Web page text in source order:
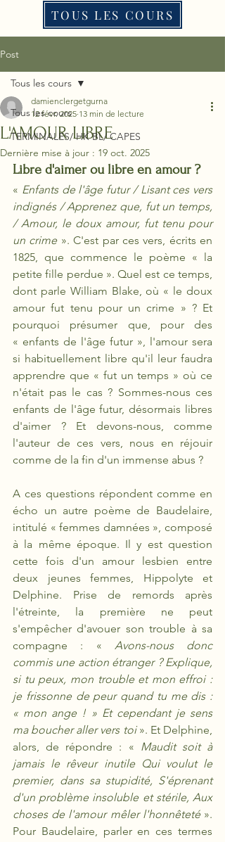
TOUS LES COURS
Post
Tous les cours
TERMINALES/ HK BL/ CAPES
Tous les cours
L'AMOUR LIBRE
damienclergetgurna
12 févr. 2025 13 min de lecture
Dernière mise à jour : 19 oct. 2025
Libre d'aimer ou libre en amour ?
« Enfants de l'âge futur / Lisant ces vers
indignés / Apprenez que, fut un temps,
/ Amour, le doux amour, fut tenu pour
un crime ». C'est par ces vers, écrits en
1825, que commence le poème « la
petite fille perdue ». Quel est ce temps,
dont parle William Blake, où « le doux
amour fut tenu pour un crime » ? Et
pourquoi présumer que, pour des
« enfants de l'âge futur », l'amour sera
si habituellement libre qu'il leur faudra
apprendre que « fut un temps » où ce
n'était pas le cas ? Sommes-nous ces
enfants de l'âge futur, désormais libres
d'aimer ? Et devons-nous, comme
l'auteur de ces vers, nous en réjouir
comme de la fin d'un immense abus ?
A ces questions répondent comme en
écho un autre poème de Baudelaire,
intitulé « femmes damnées », composé
à la même époque. Il y est question
cette fois d'un amour lesbien entre
deux jeunes femmes, Hippolyte et
Delphine. Prise de remords après
l'étreinte, la première ne peut
s'empêcher d'avouer son trouble à sa
compagne : « Avons-nous donc
commis une action étranger ? Explique,
si tu peux, mon trouble et mon effroi :
je frissonne de peur quand tu me dis :
« mon ange ! » Et cependant je sens
ma boucher aller vers toi ». Et Delphine,
alors, de répondre : « Maudit soit à
jamais le rêveur inutile Qui voulut le
premier, dans sa stupidité, S'éprenant
d'un problème insoluble et stérile, Aux
choses de l'amour mêler l'honnêteté ».
Pour Baudelaire, parler en ces termes